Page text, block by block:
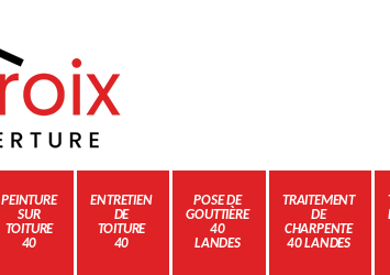
PEINTURE
SUR
TOITURE
40
ENTRETIEN
DE
TOITURE
40
POSE DE
GOUTTIÈRE
40
LANDES
TRAITEMENT
DE
CHARPENTE
40 LANDES